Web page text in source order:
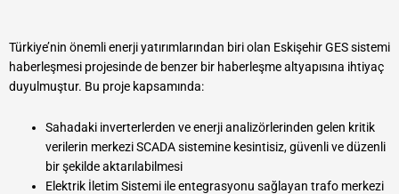
Türkiye’nin önemli enerji yatırımlarından biri olan Eskişehir GES sistemi
haberleşmesi projesinde de benzer bir haberleşme altyapısına ihtiyaç
duyulmuştur. Bu proje kapsamında:
Sahadaki inverterlerden ve enerji analizörlerinden gelen kritik
verilerin merkezi SCADA sistemine kesintisiz, güvenli ve düzenli
bir şekilde aktarılabilmesi
Elektrik İletim Sistemi ile entegrasyonu sağlayan trafo merkezi